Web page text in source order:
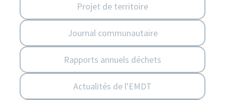
Projet de territoire
Journal communautaire
Rapports annuels déchets
Actualités de l'EMDT